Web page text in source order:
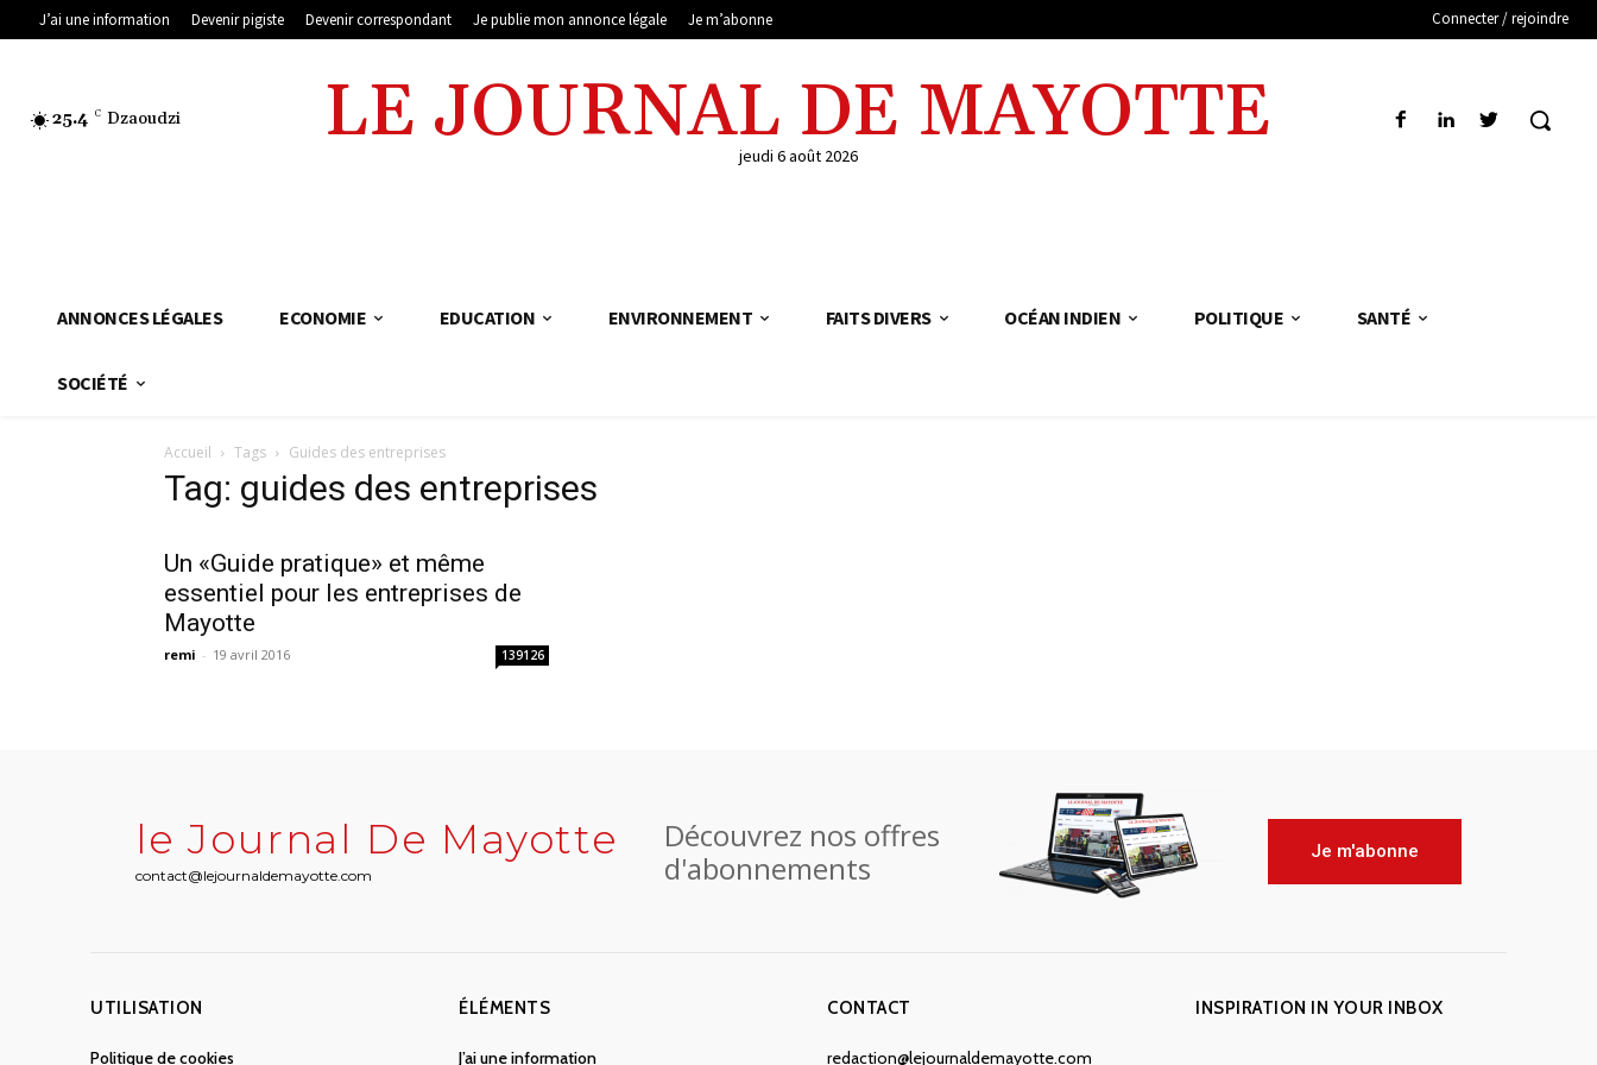
J’ai une information Devenir pigiste Devenir correspondant Je publie mon annonce légale Je m’abonne Connecter / rejoindre
25.4 C Dzaoudzi LE JOURNAL DE MAYOTTE
jeudi 6 août 2026
ANNONCES LÉGALES ECONOMIE EDUCATION ENVIRONNEMENT FAITS DIVERS OCÉAN INDIEN POLITIQUE SANTÉ
SOCIÉTÉ
Accueil Tags Guides des entreprises
Tag: guides des entreprises
Un «Guide pratique» et même
essentiel pour les entreprises de
Mayotte
remi - 19 avril 2016 139126
le Journal De Mayotte
contact@lejournaldemayotte.com
Découvrez nos offres
d'abonnements
Je m'abonne
UTILISATION
Politique de cookies
ÉLÉMENTS
J’ai une information
CONTACT
redaction@lejournaldemayotte.com
INSPIRATION IN YOUR INBOX